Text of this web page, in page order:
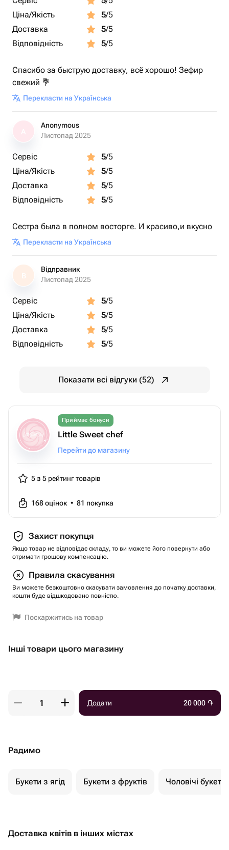
Ціна/Якість
5/5
Доставка
5/5
Відповідність
5/5
Спасибо за быструю доставку, всё хорошо! Зефир
свежий 💐
Перекласти на Українська
Anonymous
Листопад 2025
Сервіс 5/5
Ціна/Якість
5/5
Доставка
5/5
Відповідність
5/5
Сестра была в полном восторге. И красиво,и вкусно
Перекласти на Українська
В
Відправник
Листопад 2025
Сервіс 5/5
Ціна/Якість
5/5
Доставка
5/5
Відповідність
5/5
Показати всі відгуки (52)
Приймає бонуси
Little Sweet chef
Перейти до магазину
5 з 5 рейтинг товарів
168оцінок • 81 покупка
Захист покупця
Якщо товар не відповідає складу, то ви можете його повернути або
отримати грошову компенсацію.
Правила скасування
Ви можете безкоштовно скасувати замовлення до початку доставки,
кошти буде відшкодовано повністю.
Поскаржитись на товар
Інші товари цього магазину
Додати 20 000 ֏
Радимо
Букети з ягід Букети з фруктів Чоловічі букети
Доставка квітів в інших містах